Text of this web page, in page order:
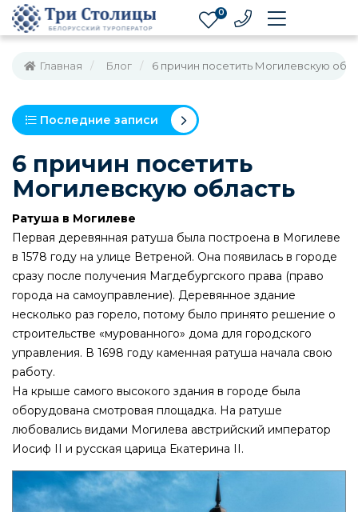
0
Главная Блог 6 причин посетить Могилевскую
Последние записи
6 причин посетить
Могилевскую область
Ратуша в Могилеве
Первая деревянная ратуша была построена в Могилеве
в 1578 году на улице Ветреной. Она появилась в городе
сразу после получения Магдебургского права (право
города на самоуправление). Деревянное здание
несколько раз горело, потому было принято решение о
строительстве «мурованного» дома для городского
управления. В 1698 году каменная ратуша начала свою
работу.
На крыше самого высокого здания в городе была
оборудована смотровая площадка. На ратуше
любовались видами Могилева австрийский император
Иосиф II и русская царица Екатерина II.